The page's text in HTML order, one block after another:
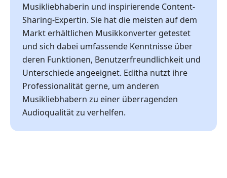
Musikliebhaberin und inspirierende Content-
Sharing-Expertin. Sie hat die meisten auf dem
Markt erhältlichen Musikkonverter getestet
und sich dabei umfassende Kenntnisse über
deren Funktionen, Benutzerfreundlichkeit und
Unterschiede angeeignet. Editha nutzt ihre
Professionalität gerne, um anderen
Musikliebhabern zu einer überragenden
Audioqualität zu verhelfen.